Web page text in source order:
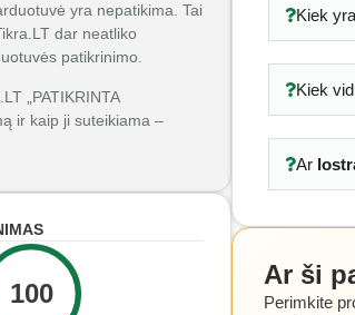
yra nepatikima. Tai
dar neatliko
patikrinimo.
„PATIKRINTA
ir kaip ji suteikiama –
100
Kiek
Kiek
Ar
Ar ši
Perimkite